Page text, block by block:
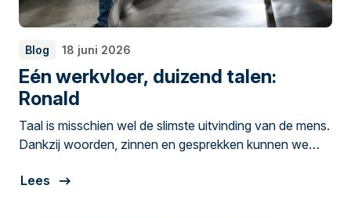
Blog 18 juni 2026
Eén werkvloer, duizend talen:
Ronald
Taal is misschien wel de slimste uitvinding van de mens.
Dankzij woorden, zinnen en gesprekken kunnen we
elkaar begrijpen gaat niet altijd vanzelf. Ronald de Groot
Lees